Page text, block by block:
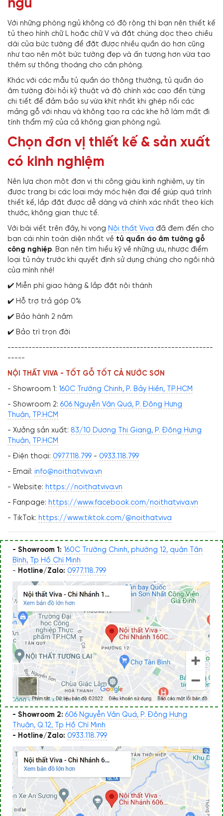
ngủ
Với những phòng ngủ không có độ rộng thì bạn nên thiết kế
tủ theo hình chữ L hoặc chữ V và đặt chúng dọc theo chiều
dài của bức tường để đặt được nhiều quần áo hơn cũng
như tạo nên một bức tường đẹp và ấn tượng hơn vừa tạo
thêm sự thông thoáng cho căn phòng.
Khác với các mẫu tủ quần áo thông thường, tủ quần áo
âm tường đòi hỏi kỹ thuật và độ chính xác cao đến từng
chi tiết để đảm bảo sự vừa khít nhất khi ghép nối các
mảng gỗ với nhau và không tạo ra các khe hở làm mất đi
tính thẩm mỹ của cả không gian phòng ngủ.
Chọn đơn vị thiết kế & sản xuất
có kinh nghiệm
Nên lựa chọn một đơn vị thi công giàu kinh nghiệm, uy tín
được trang bị các loại máy móc hiện đại để giúp quá trình
thiết kế, lắp đặt được dễ dàng và chính xác nhất theo kích
thước, không gian thực tế.
Với bài viết trên đây, hi vọng Nội thất Viva đã đem đến cho
bạn cái nhìn toàn diện nhất về tủ quần áo âm tường gỗ
công nghiệp. Bạn nên tìm hiểu kỹ về những ưu, nhược điểm
loại tủ này trước khi quyết định sử dụng chúng cho ngôi nhà
của mình nhé!
✔️ Miễn phí giao hàng & lắp đặt nội thành
✔️ Hỗ trợ trả góp 0%
✔️ Bảo hành 2 năm
✔️ Bảo trì trọn đời
-----------------------------------------------------------
-----
NỘI THẤT VIVA - TỐT GỖ TỐT CẢ NƯỚC SƠN
- Showroom 1: 160C Trường Chinh, P. Bảy Hiền, TP.HCM
- Showroom 2: 606 Nguyễn Văn Quá, P. Đông Hưng
Thuận, TP.HCM
- Xưởng sản xuất: 83/10 Dương Thị Giang, P. Đông Hưng
Thuận, TP.HCM
- Điện thoại: 0977.118.799 - 0933.118.799
- Email: info@noithatviva.vn
- Website: https://noithatviva.vn
- Fanpage: https://www.facebook.com/noithatviva.vn
- TikTok: https://www.tiktok.com/@noithatviva
- Showroom 1: 160C Trường Chinh, phường 12, quận Tân
Bình, Tp Hồ Chí Minh
- Hotline/Zalo: 0977.118.799
- Showroom 2: 606 Nguyễn Văn Quá, P. Đông Hưng
Thuận, Q.12, Tp Hồ Chí Minh
- Hotline/Zalo: 0933.118.799